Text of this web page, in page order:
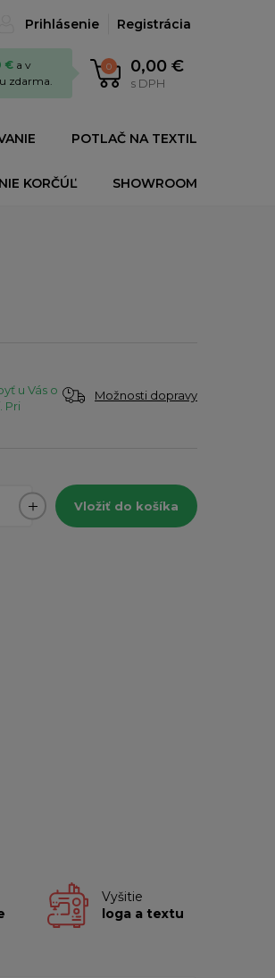
Prihlásenie Registrácia
0 0,00 €
s DPH
€ a v
zdarma.
POTLAČ NA TEXTIL
KORČÚĽ SHOWROOM
u Vás o
Pri
Možnosti dopravy
Vložiť do košíka
Vyšitie
loga a textu